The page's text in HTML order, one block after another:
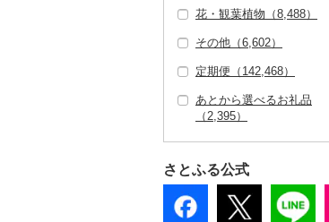
ショール・ストール
097）
マフラー・手袋（80
4）
8）
織物（859）
本場奄美大島紬（5
陶器・漆器（7,693）
信楽焼（776）
唐津焼（57）
村上木彫堆朱（33）
その他陶器・漆器（5,
その他装飾品・工芸品
数珠（242）
工芸品（7,380）
播州そろばん（9）
美濃和紙（6）
花・観葉植物（8,488）
観葉植物・苗木（2,28
胡蝶蘭（241）
造花・プリザーブドフ
ラワー（1,607）
その他花（3,652）
盆栽・その他（854）
その他（6,602）
地域サービス（2,46
その他（4,275）
定期便（142,468）
あとから選べるお礼品
（2,395）
さとふる公式